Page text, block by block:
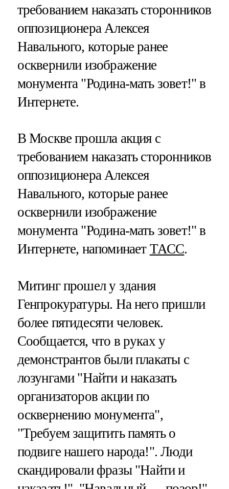
требованием наказать сторонников
оппозиционера Алексея
Навального, которые ранее
осквернили изображение
монумента "Родина-мать зовет!" в
Интернете.
В Москве прошла акция с
требованием наказать сторонников
оппозиционера Алексея
Навального, которые ранее
осквернили изображение
монумента "Родина-мать зовет!" в
Интернете, напоминает ТАСС.
Митинг прошел у здания
Генпрокуратуры. На него пришли
более пятидесяти человек.
Сообщается, что в руках у
демонстрантов были плакаты с
лозунгами "Найти и наказать
организаторов акции по
осквернению монумента",
"Требуем защитить память о
подвиге нашего народа!". Люди
скандировали фразы "Найти и